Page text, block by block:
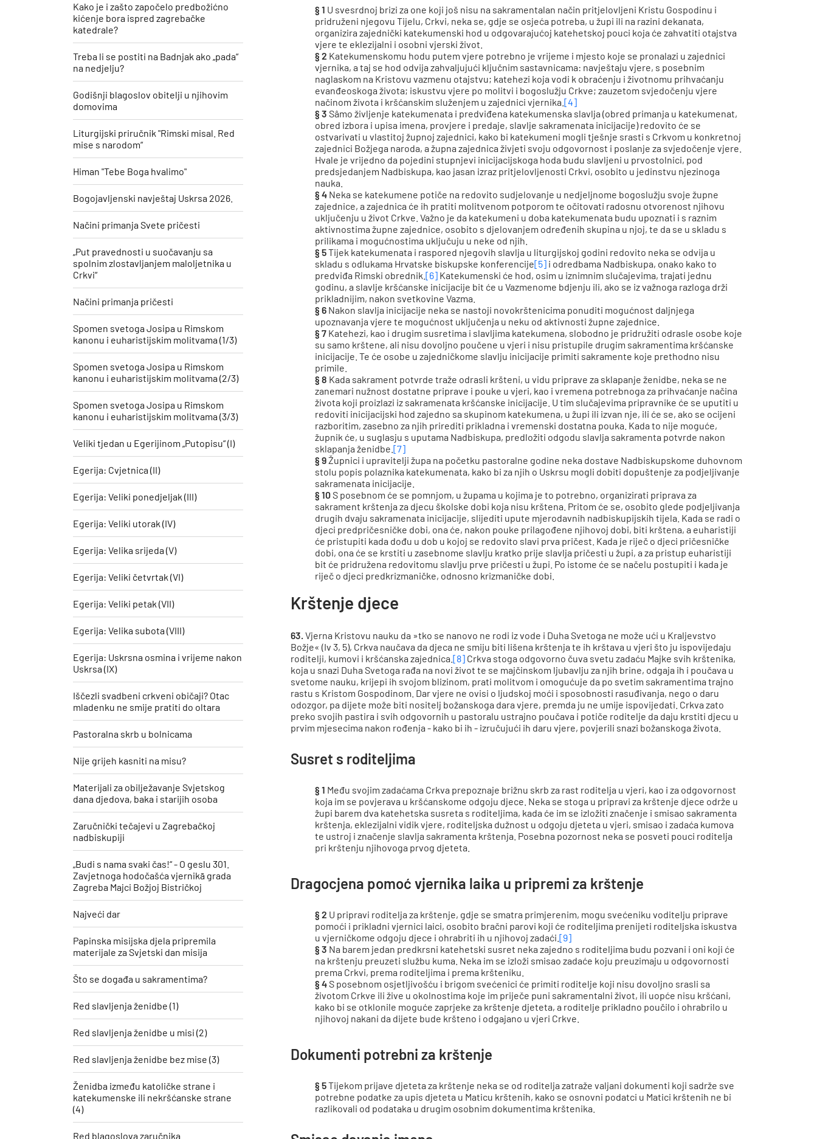
Kako je i zašto započelo predbožićno
kićenje bora ispred zagrebačke
katedrale?
Treba li se postiti na Badnjak ako „pada“
na nedjelju?
Godišnji blagoslov obitelji u njihovim
domovima
Liturgijski priručnik "Rimski misal. Red
mise s narodom“
Himan "Tebe Boga hvalimo"
Bogojavljenski navještaj Uskrsa 2026.
Načini primanja Svete pričesti
„Put pravednosti u suočavanju sa
spolnim zlostavljanjem maloljetnika u
Crkvi“
Načini primanja pričesti
Spomen svetoga Josipa u Rimskom
kanonu i euharistijskim molitvama (1/3)
Spomen svetoga Josipa u Rimskom
kanonu i euharistijskim molitvama (2/3)
Spomen svetoga Josipa u Rimskom
kanonu i euharistijskim molitvama (3/3)
Veliki tjedan u Egerijinom „Putopisu“ (I)
Egerija: Cvjetnica (II)
Egerija: Veliki ponedjeljak (III)
Egerija: Veliki utorak (IV)
Egerija: Velika srijeda (V)
Egerija: Veliki četvrtak (VI)
Egerija: Veliki petak (VII)
Egerija: Velika subota (VIII)
Egerija: Uskrsna osmina i vrijeme nakon
Uskrsa (IX)
Iščezli svadbeni crkveni običaji? Otac
mladenku ne smije pratiti do oltara
Pastoralna skrb u bolnicama
Nije grijeh kasniti na misu?
Materijali za obilježavanje Svjetskog
dana djedova, baka i starijih osoba
Zaručnički tečajevi u Zagrebačkoj
nadbiskupiji
„Budi s nama svaki čas!“ - O geslu 301.
Zavjetnoga hodočašća vjernikā grada
Zagreba Majci Božjoj Bistričkoj
Najveći dar
Papinska misijska djela pripremila
materijale za Svjetski dan misija
Što se događa u sakramentima?
Red slavljenja ženidbe (1)
Red slavljenja ženidbe u misi (2)
Red slavljenja ženidbe bez mise (3)
Ženidba između katoličke strane i
katekumenske ili nekršćanske strane
(4)
Red blagoslova zaručnika
§ 1 U svesrdnoj brizi za one koji još nisu na sakramentalan način pritjelovljeni Kristu Gospodinu i
pridruženi njegovu Tijelu, Crkvi, neka se, gdje se osjeća potreba, u župi ili na razini dekanata,
organizira zajednički katekumenski hod u odgovarajućoj katehetskoj pouci koja će zahvatiti otajstva
vjere te eklezijalni i osobni vjerski život.
§ 2 Katekumenskomu hodu putem vjere potrebno je vrijeme i mjesto koje se pronalazi u zajednici
vjernika, a taj se hod odvija zahvaljujući ključnim sastavnicama: navještaju vjere, s posebnim
naglaskom na Kristovu vazmenu otajstvu; katehezi koja vodi k obraćenju i životnomu prihvaćanju
evanđeoskoga života; iskustvu vjere po molitvi i bogoslužju Crkve; zauzetom svjedočenju vjere
načinom života i kršćanskim služenjem u zajednici vjernika.[4]
§ 3 Sâmo življenje katekumenata i predviđena katekumenska slavlja (obred primanja u katekumenat,
obred izbora i upisa imena, provjere i predaje, slavlje sakramenata inicijacije) redovito će se
ostvarivati u vlastitoj župnoj zajednici, kako bi katekumeni mogli tješnje srasti s Crkvom u konkretnoj
zajednici Božjega naroda, a župna zajednica živjeti svoju odgovornost i poslanje za svjedočenje vjere.
Hvale je vrijedno da pojedini stupnjevi inicijacijskoga hoda budu slavljeni u prvostolnici, pod
predsjedanjem Nadbiskupa, kao jasan izraz pritjelovljenosti Crkvi, osobito u jedinstvu njezinoga
nauka.
§ 4 Neka se katekumene potiče na redovito sudjelovanje u nedjeljnome bogoslužju svoje župne
zajednice, a zajednica će ih pratiti molitvenom potporom te očitovati radosnu otvorenost njihovu
uključenju u život Crkve. Važno je da katekumeni u doba katekumenata budu upoznati i s raznim
aktivnostima župne zajednice, osobito s djelovanjem određenih skupina u njoj, te da se u skladu s
prilikama i mogućnostima uključuju u neke od njih.
§ 5Tijek katekumenata i raspored njegovih slavlja u liturgijskoj godini redovito neka se odvija u
skladu s odlukama Hrvatske biskupske konferencije[5] i odredbama Nadbiskupa, onako kako to
predviđa Rimski obrednik.[6] Katekumenski će hod, osim u iznimnim slučajevima, trajati jednu
godinu, a slavlje kršćanske inicijacije bit će u Vazmenome bdjenju ili, ako se iz važnoga razloga drži
prikladnijim, nakon svetkovine Vazma.
§ 6 Nakon slavlja inicijacije neka se nastoji novokrštenicima ponuditi mogućnost daljnjega
upoznavanja vjere te mogućnost uključenja u neku od aktivnosti župne zajednice.
§ 7 Katehezi, kao i drugim susretima i slavljima katekumena, slobodno je pridružiti odrasle osobe koje
su samo krštene, ali nisu dovoljno poučene u vjeri i nisu pristupile drugim sakramentima kršćanske
inicijacije. Te će osobe u zajedničkome slavlju inicijacije primiti sakramente koje prethodno nisu
primile.
§ 8 Kada sakrament potvrde traže odrasli kršteni, u vidu priprave za sklapanje ženidbe, neka se ne
zanemari nužnost dostatne priprave i pouke u vjeri, kao i vremena potrebnoga za prihvaćanje načina
života koji proizlazi iz sakramenata kršćanske inicijacije. U tim slučajevima pripravnike će se uputiti u
redoviti inicijacijski hod zajedno sa skupinom katekumena, u župi ili izvan nje, ili će se, ako se ocijeni
razboritim, zasebno za njih prirediti prikladna i vremenski dostatna pouka. Kada to nije moguće,
župnik će, u suglasju s uputama Nadbiskupa, predložiti odgodu slavlja sakramenta potvrde nakon
sklapanja ženidbe.[7]
§ 9Župnici i upravitelji župa na početku pastoralne godine neka dostave Nadbiskupskome duhovnom
stolu popis polaznika katekumenata, kako bi za njih o Uskrsu mogli dobiti dopuštenje za podjeljivanje
sakramenata inicijacije.
§ 10S posebnom će se pomnjom, u župama u kojima je to potrebno, organizirati priprava za
sakrament krštenja za djecu školske dobi koja nisu krštena. Pritom će se, osobito glede podjeljivanja
drugih dvaju sakramenata inicijacije, slijediti upute mjerodavnih nadbiskupijskih tijela. Kada se radi o
djeci predpričesničke dobi, ona će, nakon pouke prilagođene njihovoj dobi, biti krštena, a euharistiji
će pristupiti kada dođu u dob u kojoj se redovito slavi prva pričest. Kada je riječ o djeci pričesničke
dobi, ona će se krstiti u zasebnome slavlju kratko prije slavlja pričesti u župi, a za pristup euharistiji
bit će pridružena redovitomu slavlju prve pričesti u župi. Po istome će se načelu postupiti i kada je
riječ o djeci predkrizmaničke, odnosno krizmaničke dobi.
Krštenje djece
63.Vjerna Kristovu nauku da »tko se nanovo ne rodi iz vode i Duha Svetoga ne može ući u Kraljevstvo
Božje« (Iv 3, 5), Crkva naučava da djeca ne smiju biti lišena krštenja te ih krštava u vjeri što ju ispovijedaju
roditelji, kumovi i kršćanska zajednica.[8] Crkva stoga odgovorno čuva svetu zadaću Majke svih krštenika,
koja u snazi Duha Svetoga rađa na novi život te se majčinskom ljubavlju za njih brine, odgaja ih i poučava u
svetome nauku, krijepi ih svojom blizinom, prati molitvom i omogućuje da po svetim sakramentima trajno
rastu s Kristom Gospodinom. Dar vjere ne ovisi o ljudskoj moći i sposobnosti rasuđivanja, nego o daru
odozgor, pa dijete može biti nositelj božanskoga dara vjere, premda ju ne umije ispovijedati. Crkva zato
preko svojih pastira i svih odgovornih u pastoralu ustrajno poučava i potiče roditelje da daju krstiti djecu u
prvim mjesecima nakon rođenja - kako bi ih - izručujući ih daru vjere, povjerili snazi božanskoga života.
Susret s roditeljima
§ 1 Među svojim zadaćama Crkva prepoznaje brižnu skrb za rast roditelja u vjeri, kao i za odgovornost
koja im se povjerava u kršćanskome odgoju djece. Neka se stoga u pripravi za krštenje djece održe u
župi barem dva katehetska susreta s roditeljima, kada će im se izložiti značenje i smisao sakramenta
krštenja, eklezijalni vidik vjere, roditeljska dužnost u odgoju djeteta u vjeri, smisao i zadaća kumova
te ustroj i značenje slavlja sakramenta krštenja. Posebna pozornost neka se posveti pouci roditelja
pri krštenju njihovoga prvog djeteta.
Dragocjena pomoć vjernika laika u pripremi za krštenje
§ 2 U pripravi roditelja za krštenje, gdje se smatra primjerenim, mogu svećeniku voditelju priprave
pomoći i prikladni vjernici laici, osobito bračni parovi koji će roditeljima prenijeti roditeljska iskustva
u vjerničkome odgoju djece i ohrabriti ih u njihovoj zadaći.[9]
§ 3 Na barem jedan predkrsni katehetski susret neka zajedno s roditeljima budu pozvani i oni koji će
na krštenju preuzeti službu kuma. Neka im se izloži smisao zadaće koju preuzimaju u odgovornosti
prema Crkvi, prema roditeljima i prema kršteniku.
§ 4S posebnom osjetljivošću i brigom svećenici će primiti roditelje koji nisu dovoljno srasli sa
životom Crkve ili žive u okolnostima koje im priječe puni sakramentalni život, ili uopće nisu kršćani,
kako bi se otklonile moguće zaprjeke za krštenje djeteta, a roditelje prikladno poučilo i ohrabrilo u
njihovoj nakani da dijete bude kršteno i odgajano u vjeri Crkve.
Dokumenti potrebni za krštenje
§ 5Tijekom prijave djeteta za krštenje neka se od roditelja zatraže valjani dokumenti koji sadrže sve
potrebne podatke za upis djeteta u Maticu krštenih, kako se osnovni podatci u Matici krštenih ne bi
razlikovali od podataka u drugim osobnim dokumentima krštenika.